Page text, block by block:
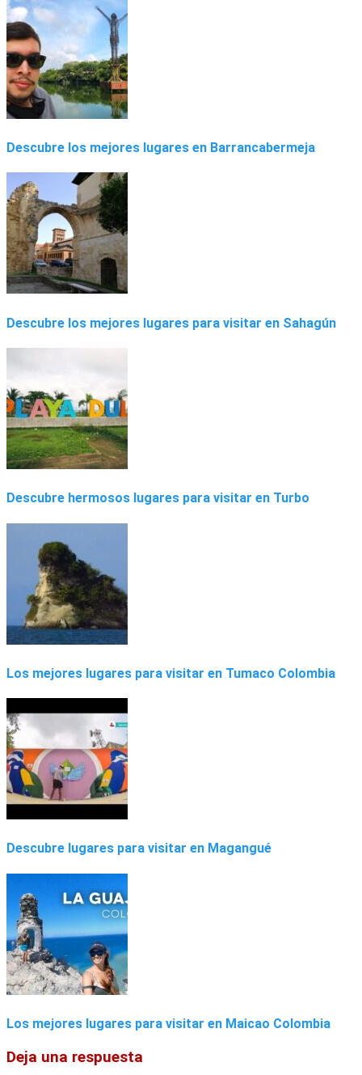
Descubre los mejores lugares en Barrancabermeja
Descubre los mejores lugares para visitar en Sahagún
Descubre hermosos lugares para visitar en Turbo
Los mejores lugares para visitar en Tumaco Colombia
Descubre lugares para visitar en Magangué
Los mejores lugares para visitar en Maicao Colombia
Deja una respuesta